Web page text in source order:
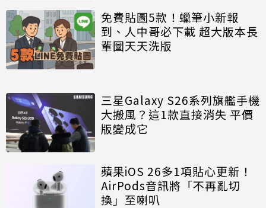
免費貼圖5款！蠟筆小新報
到、人中哥必下載 超大版本長
輩圖天天洗版
三星Galaxy S26系列旗艦手機
大搬風？這1款直接消失 平價
版變成它
蘋果iOS 26多1項貼心更新！
AirPods音訊將「不再亂切
換」至喇叭